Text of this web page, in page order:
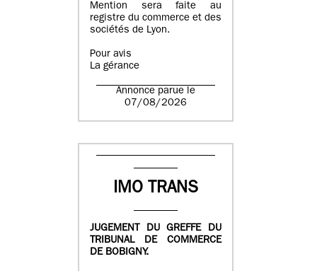
Mention sera faite au
registre du commerce et des
sociétés de Lyon.
Pour avis
La gérance
Annonce parue le
07/08/2026
IMO TRANS
JUGEMENT DU GREFFE DU
TRIBUNAL DE COMMERCE
DE BOBIGNY.